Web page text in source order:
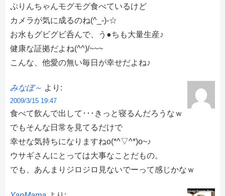
ぷりんちゃんモグモグ食べているけど
カメラが気に成るのね(^_-)-☆
お水もグビグビ呑んで、う●ちも大量生産♪
健康な証拠だよね(^^)/~~~
こんな、他愛の無い毎日が幸せだよね♪
みなぼ～ より:
2009/3/15 19:47
食べて飲んで出して･･･きっと寝るんだろうなｗ
でもそんな日常を見てるだけで
幸せな気持ちになりますねo(*^▽^*)o~♪
ウサギさんにとっては大事なことだもの。
でも、あんまりジロジロ見ないでーって感じかなｗ